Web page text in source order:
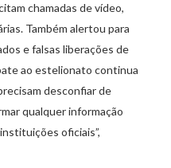
chamadas de vídeo,
Também alertou para
e falsas liberações de
ao estelionato continua
desconfiar de
qualquer informação
oficiais”,